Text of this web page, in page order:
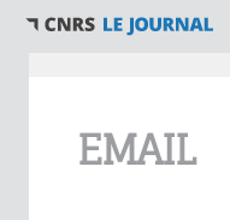
EMAIL